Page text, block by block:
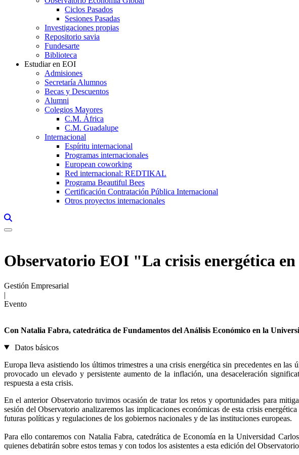
Ciclos Pasados
Sesiones Pasadas
Investigaciones propias
Repositorio savia
Fundesarte
Biblioteca
Estudiar en EOI
Admisiones
Secretaría Alumnos
Becas y Descuentos
Alumni
Colegios Mayores
C.M. África
C.M. Guadalupe
Internacional
Espíritu internacional
Programas internacionales
European coworking
Red internacional: REDTIKAL
Programa Beautiful Bees
Certificación Contratación Pública Internacional
Otros proyectos internacionales
Observatorio EOI "La crisis energética
Gestión Empresarial
|
Evento
Con Natalia Fabra, catedrática de Fundamentos del Análisis Económico en la
Datos básicos
Europa lleva asistiendo los últimos trimestres a una crisis energética sin precedentes en
provocado un elevado y persistente aumento de la inflación, una desaceleración
respuesta a esta crisis.
En el anterior Observatorio tuvimos ocasión de tratar los retos y oportunidades para
sesión del Observatorio analizaremos las implicaciones económicas de esta crisis
futuras políticas y regulaciones de los gobiernos nacionales y de las instituciones europeas.
Para ello contaremos con Natalia Fabra, catedrática de Economía en la Universidad
quienes debatirán sobre estos temas y con todos los asistentes a esta edición del